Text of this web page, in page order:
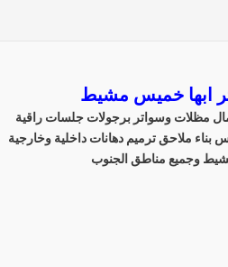
ابها خميس مشيط
مظلات وسواتر برجولات جلسات راقية
بناء ملاحق ترميم دهانات داخلية وخارجية
وجميع مناطق الجنوب